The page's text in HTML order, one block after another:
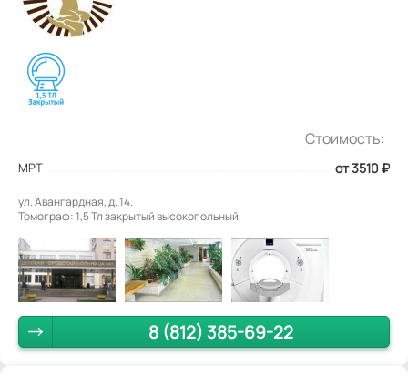
Стоимость:
МРТ от 3510 ₽
ул. Авангардная, д. 14.
Томограф: 1,5 Тл закрытый высокопольный
8 (812) 385-69-22